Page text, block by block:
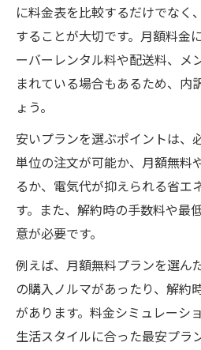
に料金表を比較するだけでなく
することが大切です。月額料金
ーバーレンタル料や配送料、メ
まれている場合もあるため、内
ょう。
安いプランを選ぶポイントは、
単位の注文が可能か、月額無料
るか、電気代が抑えられる省エ
す。また、解約時の手数料や最
意が必要です。
例えば、月額無料プランを選ん
の購入ノルマがあったり、解約
があります。料金シミュレーシ
生活スタイルに合った最安プラ